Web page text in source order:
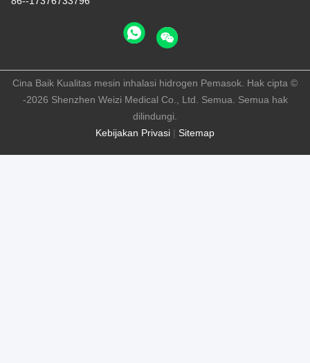
Kebijakan Privasi | Sitemap
Cina Baik Kualitas mesin inhalasi hidrogen Pemasok. Hak cipta ©
-2026 Shenzhen Weizi Medical Co., Ltd. Semua. Semua hak
dilindungi.